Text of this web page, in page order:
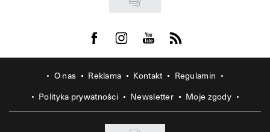
Visit us on Facebook
Visit us on Instagram
Visit us on Youtube
Visit us on Rss
O nas Reklama Kontakt
Regulamin
Polityka prywatności
Newsletter Moje zgody